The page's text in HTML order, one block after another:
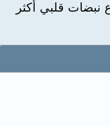
نبضات قلبي أكثر